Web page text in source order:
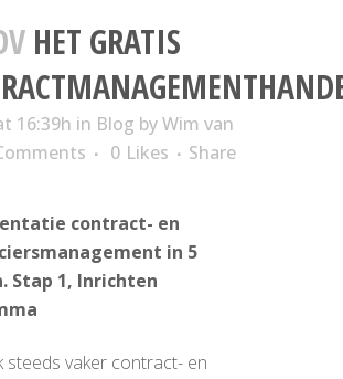
HET GRATIS
16:39h in Blog byWim van
0 Likes Share
contract- en
in 5
Stap 1, Inrichten
steeds vaker contract- en